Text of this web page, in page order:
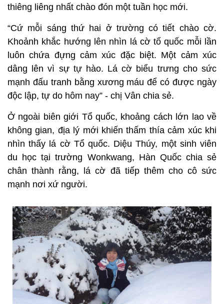
thiêng liêng nhất chào đón một tuần học mới.
“Cứ mỗi sáng thứ hai ở trường có tiết chào cờ.
Khoảnh khắc hướng lên nhìn lá cờ tổ quốc mỗi lần
luôn chứa đựng cảm xúc đặc biệt. Một cảm xúc
dâng lên vì sự tự hào. Lá cờ biểu trưng cho sức
mạnh đấu tranh bằng xương máu để có được ngày
độc lập, tự do hôm nay” - chị Vân chia sẻ.
Ở ngoài biên giới Tổ quốc, khoảng cách lớn lao về
không gian, địa lý mới khiến thấm thía cảm xúc khi
nhìn thấy lá cờ Tổ quốc. Diệu Thúy, một sinh viên
du học tại trường Wonkwang, Hàn Quốc chia sẻ
chân thành rằng, lá cờ đã tiếp thêm cho cô sức
mạnh nơi xứ người.